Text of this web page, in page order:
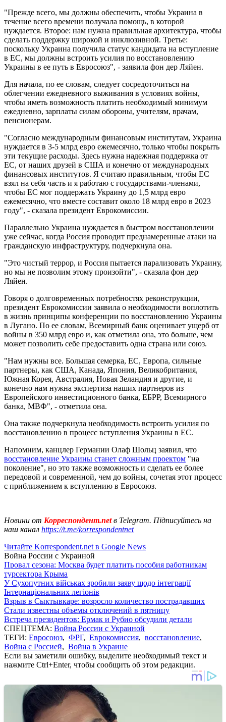
"Прежде всего, мы должны обеспечить, чтобы Украина в
течение всего времени получала помощь, в которой
нуждается. Второе: нам нужна правильная архитектура, чтобы
сделать поддержку широкой и инклюзивной. Третье:
поскольку Украина получила статус кандидата на вступление
в ЕС, мы должны встроить усилия по восстановлению
Украины в ее путь в Евросоюз", - заявила фон дер Ляйен.
Для начала, по ее словам, следует сосредоточиться на
облегчении ежедневного выживания в условиях войны,
чтобы иметь возможность платить необходимый минимум
ежедневно, зарплаты силам обороны, учителям, врачам,
пенсионерам.
"Согласно международным финансовым институтам, Украина
нуждается в 3-5 млрд евро ежемесячно, только чтобы покрыть
эти текущие расходы. Здесь нужна надежная поддержка от
ЕС, от наших друзей в США и конечно от международных
финансовых институтов. Я считаю правильным, чтобы ЕС
взял на себя часть и я работаю с государствами-членами,
чтобы ЕС мог поддержать Украину до 1,5 млрд евро
ежемесячно, что вместе составит около 18 млрд евро в 2023
году", - сказала президент Еврокомиссии.
Параллельно Украина нуждается в быстром восстановлении
уже сейчас, когда Россия проводит преднамеренные атаки на
гражданскую инфраструктуру, подчеркнула она.
"Это чистый террор, и Россия пытается парализовать Украину,
но мы не позволим этому произойти", - сказала фон дер
Ляйен.
Говоря о долговременных потребностях реконструкции,
президент Еврокомиссии заявила о необходимости воплотить
в жизнь принципы конференции по восстановлению Украины
в Лугано. По ее словам, Всемирный банк оценивает ущерб от
войны в 350 млрд евро и, как отметила она, это больше, чем
может позволить себе предоставить одна страна или союз.
"Нам нужны все. Большая семерка, ЕС, Европа, сильные
партнеры, как США, Канада, Япония, Великобритания,
Южная Корея, Австралия, Новая Зеландия и другие, и
конечно нам нужна экспертиза наших партнеров из
Европейского инвестиционного банка, ЕБРР, Всемирного
банка, МВФ", - отметила она.
Она также подчеркнула необходимость встроить усилия по
восстановлению в процесс вступления Украины в ЕС.
Напомним, канцлер Германии Олаф Шольц заявил, что
восстановление Украины станет сложным проектом "на
поколение", но это также возможность и сделать ее более
передовой и современной, чем до войны, сочетая этот процесс
с приближением к вступлению в Евросоюз.
Новини от Корреспондент.netв Telegram. Підписуйтесь на
наш канал https://t.me/korrespondentnet
Читайте Korrespondent.net в Google News
Война России с Украиной
Провал сезона: Москва будет платить пособия работникам
турсектора Крыма
У Сухопутних військах зробили заяву щодо інтеграції
Інтернаціональних легіонів
Взрыв в Сыктывкаре: возросло количество пострадавших
Стали известны объемы отключений в пятницу
Встреча президентов: Ермак и Рубио обсудили детали
СПЕЦТЕМА: Война России с Украиной
ТЕГИ: Евросоюз, ФРГ, Еврокомиссия, восстановление,
Война с Россией, Война в Украине
Если вы заметили ошибку, выделите необходимый текст и
нажмите Ctrl+Enter, чтобы сообщить об этом редакции.